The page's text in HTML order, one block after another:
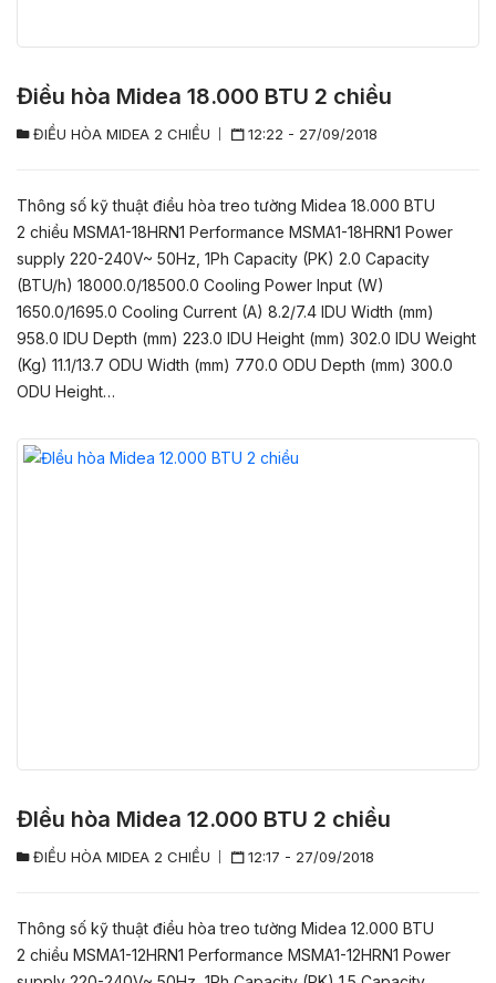
Điều hòa Midea 18.000 BTU 2 chiều
ĐIỀU HÒA MIDEA 2 CHIỀU 12:22 - 27/09/2018
Thông số kỹ thuật điều hòa treo tường Midea 18.000 BTU
2 chiều MSMA1-18HRN1 Performance MSMA1-18HRN1 Power
supply 220-240V~ 50Hz, 1Ph Capacity (PK) 2.0 Capacity
(BTU/h) 18000.0/18500.0 Cooling Power Input (W)
1650.0/1695.0 Cooling Current (A) 8.2/7.4 IDU Width (mm)
958.0 IDU Depth (mm) 223.0 IDU Height (mm) 302.0 IDU Weight
(Kg) 11.1/13.7 ODU Width (mm) 770.0 ODU Depth (mm) 300.0
ODU Height…
ĐIều hòa Midea 12.000 BTU 2 chiều
ĐIỀU HÒA MIDEA 2 CHIỀU 12:17 - 27/09/2018
Thông số kỹ thuật điều hòa treo tường Midea 12.000 BTU
2 chiều MSMA1-12HRN1 Performance MSMA1-12HRN1 Power